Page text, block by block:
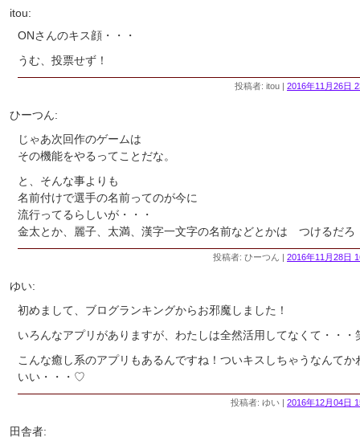
itou:
ONさんのキス顔・・・
うむ、投票せず！
投稿者: itou | 2016年11月26日
ひーつん:
じゃあ次回作のゲームは
その機能をやるってことだな。
と、そんな事よりも
名前付けで選手の名前ってのが今に
流行ってるらしいが・・・
金太とか、麗子、太満、漢字一文字の名前などとかは つけるだろ
投稿者: ひーつん | 2016年11月28日
ゆい:
初めまして、ブログランキングからお邪魔しました！
いろんなアプリがありますが、わたしは全然活用してなくて・・・
こんな癒し系のアプリもあるんですね！ついキスしちゃうなんてか
いい・・・♡
投稿者: ゆい | 2016年12月04日
田舎者: